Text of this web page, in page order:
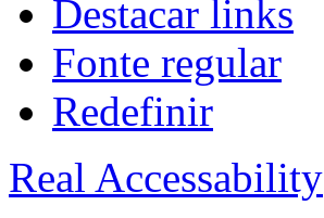
Destacar links
Fonte regular
Redefinir
Real Accessability